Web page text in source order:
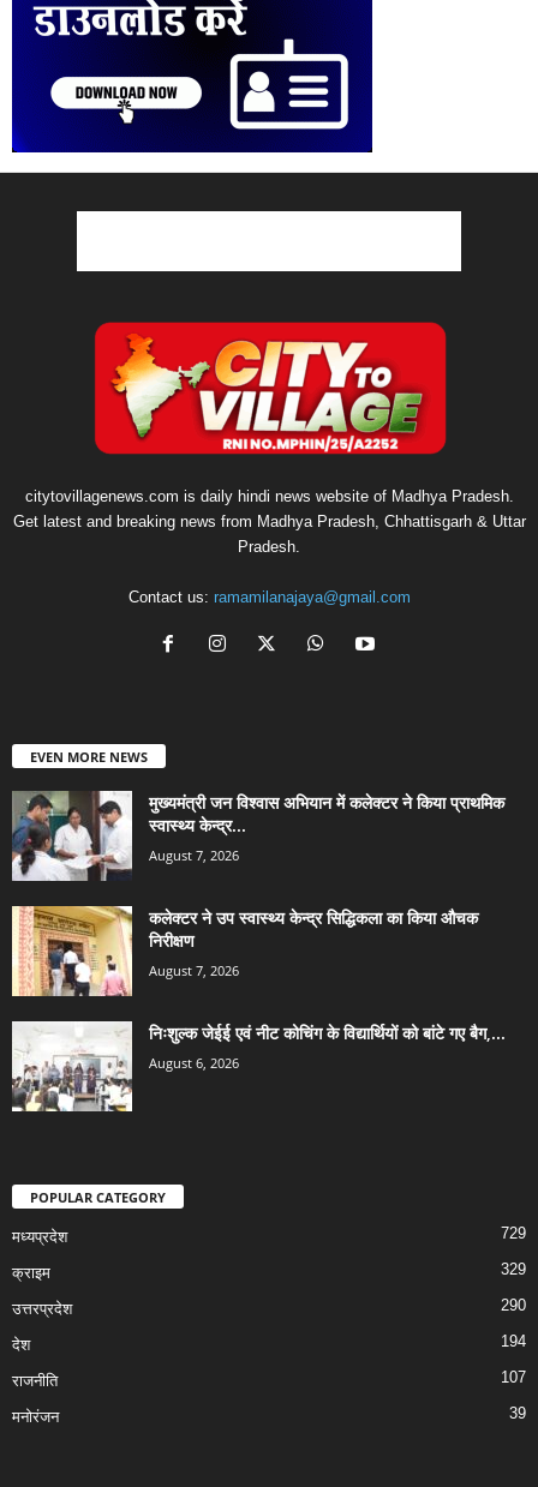
citytovillagenews.com is daily hindi news website of Madhya Pradesh.
Get latest and breaking news from Madhya Pradesh, Chhattisgarh & Uttar
Pradesh.
Contact us: ramamilanajaya@gmail.com
EVEN MORE NEWS
मुख्यमंत्री जन विश्वास अभियान में कलेक्टर ने किया प्राथमिक
स्वास्थ्य केन्द्र...
August 7, 2026
कलेक्टर ने उप स्वास्थ्य केन्द्र सिद्धिकला का किया औचक
निरीक्षण
August 7, 2026
निःशुल्क जेईई एवं नीट कोचिंग के विद्यार्थियों को बांटे गए बैग,...
August 6, 2026
POPULAR CATEGORY
मध्यप्रदेश 729
क्राइम 329
उत्तरप्रदेश 290
देश 194
राजनीति 107
मनोरंजन 39